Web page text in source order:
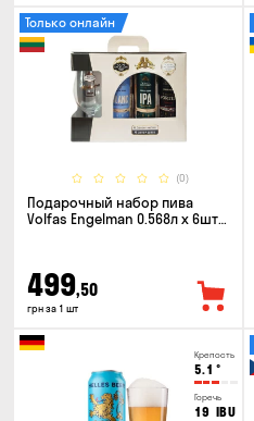
(0)
Только онлайн
Подарочный набор пива
Volfas Engelman 0.568л x 6шт +
499,50
грн за 1 шт
Крепость
5.1 °
Горечь
19 IBU